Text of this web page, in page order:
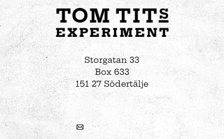
Storgatan 33
Box 633
151 27 Södertälje